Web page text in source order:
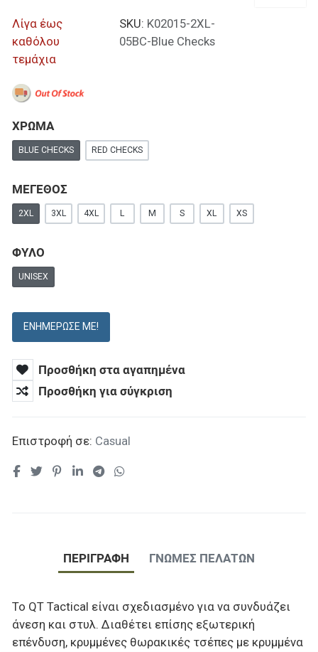
Λίγα έως
καθόλου
τεμάχια
SKU: K02015-2XL-
05BC-Blue Checks
ΧΡΩΜΑ
BLUE CHECKS RED CHECKS
ΜΕΓΕΘΟΣ
2XL 3XL 4XL L M S XL XS
ΦΥΛΟ
UNISEX
ΕΝΗΜΈΡΩΣΕ ΜΕ!
Προσθήκη στα αγαπημένα
Προσθήκη για σύγκριση
Επιστροφή σε: Casual
ΠΕΡΙΓΡΑΦΉ ΓΝΏΜΕΣ ΠΕΛΑΤΏΝ
Το QT Tactical είναι σχεδιασμένο για να συνδυάζει
άνεση και στυλ. Διαθέτει επίσης εξωτερική
επένδυση, κρυμμένες θωρακικές τσέπες με κρυμμένα